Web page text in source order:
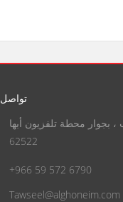
تواصل
بجوار محطة تلفزيون أبها
62522
+966 59 572 6790
Tawseel@alghoneim.com